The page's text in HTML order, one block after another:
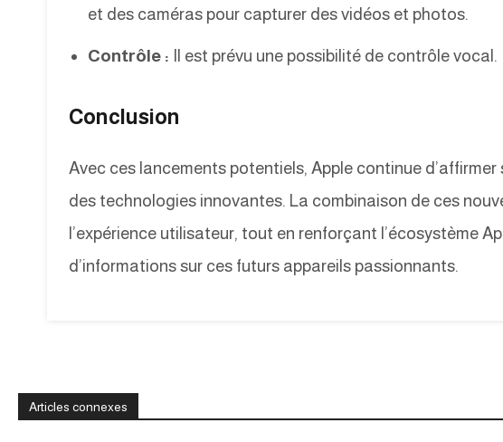
et des caméras pour capturer des vidéos et photos.
Contrôle : Il est prévu une possibilité de contrôle vocal.
Conclusion
Avec ces lancements potentiels, Apple continue
des technologies innovantes. La combinaison de ces
l’expérience utilisateur, tout en renforçant l’écosystème
d’informations sur ces futurs appareils passionnants.
Articles connexes